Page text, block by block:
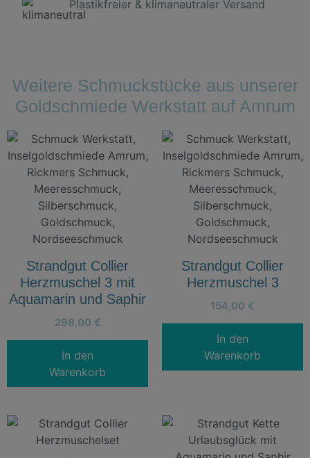
Plastikfreier & klimaneutraler Versand
Weitere Schmuckstücke aus unserer
Goldschmiede Werkstatt auf Amrum
Strandgut Collier
Herzmuschel 3 mit
Aquamarin und Saphir
298,00 €
In den
Warenkorb
Strandgut Collier
Herzmuschel 3
154,00 €
In den
Warenkorb